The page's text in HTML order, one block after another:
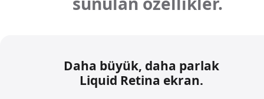
Daha büyük, daha parlak
Liquid Retina ekran.